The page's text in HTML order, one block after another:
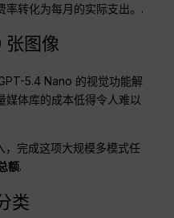
率转化为每月的实际支出。.
张图像
5.4 Nano 的视觉功能解
体库的成本低得令人难以
，完成这项大规模多模式任
额.
类